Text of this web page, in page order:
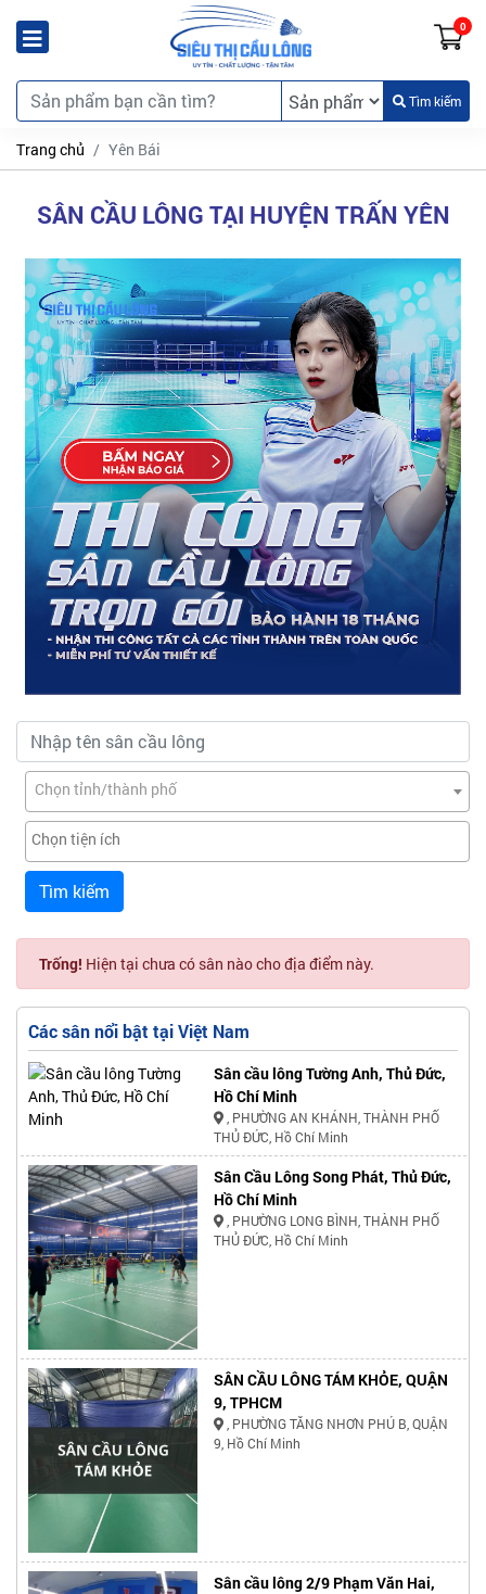
0
Tìm kiếm
Trang chủ Yên Bái
SÂN CẦU LÔNG TẠI HUYỆN TRẤN YÊN
Chọn tỉnh/thành phố
Tìm kiếm
Trống! Hiện tại chưa có sân nào cho địa điểm này.
Các sân nổi bật tại Việt Nam
Sân cầu lông Tường Anh, Thủ Đức,
Hồ Chí Minh
, PHƯỜNG AN KHÁNH, THÀNH PHỐ
THỦ ĐỨC, Hồ Chí Minh
Sân Cầu Lông Song Phát, Thủ Đức,
Hồ Chí Minh
, PHƯỜNG LONG BÌNH, THÀNH PHỐ
THỦ ĐỨC, Hồ Chí Minh
SÂN CẦU LÔNG TÁM KHỎE, QUẬN
9, TPHCM
, PHƯỜNG TĂNG NHƠN PHÚ B, QUẬN
9, Hồ Chí Minh
Sân cầu lông 2/9 Phạm Văn Hai,